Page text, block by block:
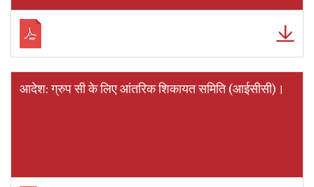
आदेश: ग्रुप सी के लिए आंतरिक शिकायत समिति (आईसीसी)।